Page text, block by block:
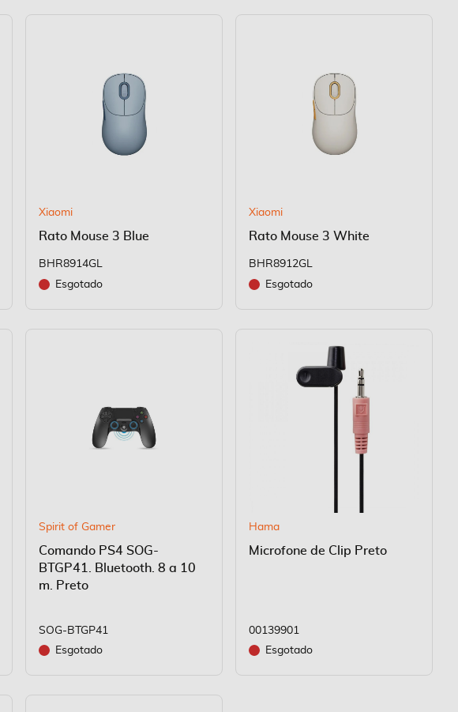
Xiaomi
Rato Mouse 3 Blue
BHR8914GL
Esgotado
Xiaomi
Rato Mouse 3 White
BHR8912GL
Esgotado
Spirit of Gamer
Comando PS4 SOG-
BTGP41. Bluetooth. 8 a 10
m. Preto
SOG-BTGP41
Esgotado
Hama
Microfone de Clip Preto
00139901
Esgotado